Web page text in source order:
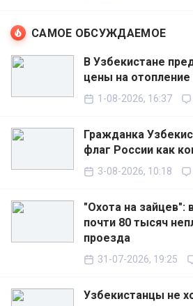
САМОЕ ОБСУЖДАЕМОЕ
В Узбекистане
цены на отопление
1-08-2026, 16:37
Гражданка
флаг России как
3-08-2026, 10:18
"Охота на зайцев":
почти 80 тысяч
проезда
31-07-2026, 19:25
Узбекистанцы не